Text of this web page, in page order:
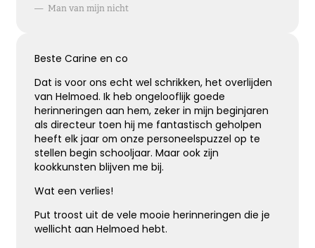
— Man van mijn nicht
Beste Carine en co
Dat is voor ons echt wel schrikken, het overlijden
van Helmoed. Ik heb ongelooflijk goede
herinneringen aan hem, zeker in mijn beginjaren
als directeur toen hij me fantastisch geholpen
heeft elk jaar om onze personeelspuzzel op te
stellen begin schooljaar. Maar ook zijn
kookkunsten blijven me bij.
Wat een verlies!
Put troost uit de vele mooie herinneringen die je
wellicht aan Helmoed hebt.